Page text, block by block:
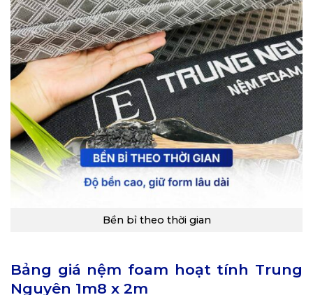
Bền bỉ theo thời gian
Bảng giá nệm foam hoạt tính Trung
Nguyên 1m8 x 2m